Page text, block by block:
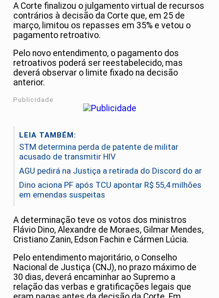
A Corte finalizou o julgamento virtual de recursos
contrários à decisão da Corte que, em 25 de
março, limitou os repasses em 35% e vetou o
pagamento retroativo.
Pelo novo entendimento, o pagamento dos
retroativos poderá ser reestabelecido, mas
deverá observar o limite fixado na decisão
anterior.
Publicidade
LEIA TAMBÉM:
STM determina perda de patente de militar
acusado de transmitir HIV
AGU pedirá na Justiça a retirada do Discord do ar
Dino aciona PF após TCU apontar R$ 55,4 milhões
em emendas suspeitas
A determinação teve os votos dos ministros
Flávio Dino, Alexandre de Moraes, Gilmar Mendes,
Cristiano Zanin, Edson Fachin e Cármen Lúcia.
Pelo entendimento majoritário, o Conselho
Nacional de Justiça (CNJ), no prazo máximo de
30 dias, deverá encaminhar ao Supremo a
relação das verbas e gratificações legais que